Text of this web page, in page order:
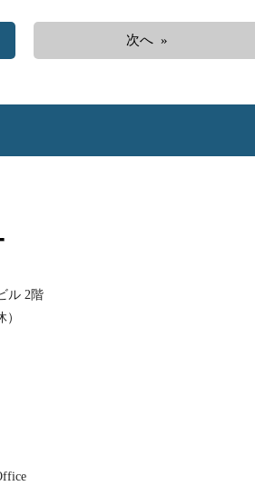
次へ »
ル 2階